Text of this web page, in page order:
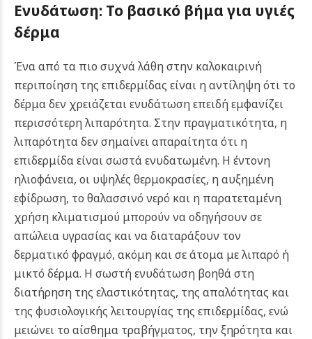
Ενυδάτωση: Το βασικό βήμα για υγιές
δέρμα
Ένα από τα πιο συχνά λάθη στην καλοκαιρινή
περιποίηση της επιδερμίδας είναι η αντίληψη ότι το
δέρμα δεν χρειάζεται ενυδάτωση επειδή εμφανίζει
περισσότερη λιπαρότητα. Στην πραγματικότητα, η
λιπαρότητα δεν σημαίνει απαραίτητα ότι η
επιδερμίδα είναι σωστά ενυδατωμένη. Η έντονη
ηλιοφάνεια, οι υψηλές θερμοκρασίες, η αυξημένη
εφίδρωση, το θαλασσινό νερό και η παρατεταμένη
χρήση κλιματισμού μπορούν να οδηγήσουν σε
απώλεια υγρασίας και να διαταράξουν τον
δερματικό φραγμό, ακόμη και σε άτομα με λιπαρό ή
μικτό δέρμα. Η σωστή ενυδάτωση βοηθά στη
διατήρηση της ελαστικότητας, της απαλότητας και
της φυσιολογικής λειτουργίας της επιδερμίδας, ενώ
μειώνει το αίσθημα τραβήγματος, την ξηρότητα και